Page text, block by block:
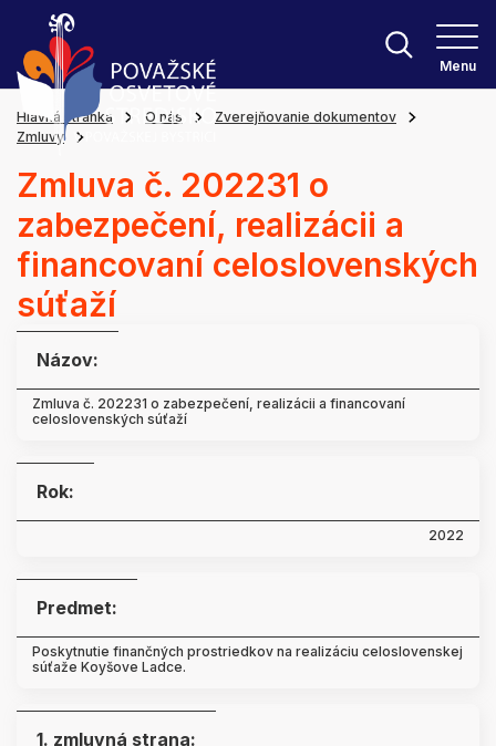
Menu
Hlavná stránka O nás
Zverejňovanie dokumentov
Zmluvy
Zmluva č. 202231 o
zabezpečení, realizácii a
financovaní celoslovenských
súťaží
Názov:
Zmluva č. 202231 o zabezpečení, realizácii a financovaní
celoslovenských súťaží
Rok:
2022
Predmet:
Poskytnutie finančných prostriedkov na realizáciu celoslovenskej
súťaže Koyšove Ladce.
1. zmluvná strana: